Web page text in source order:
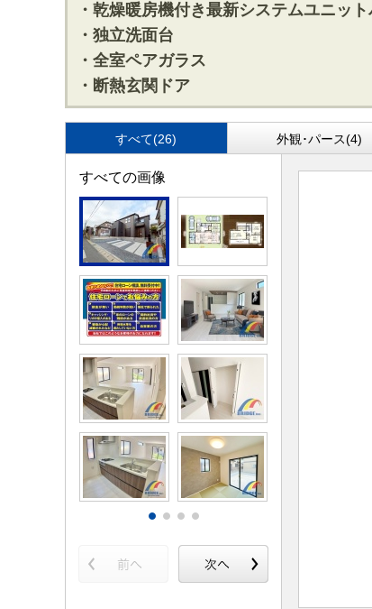
・乾燥暖房機付き最新システムユニット
・独立洗面台
・全室ペアガラス
・断熱玄関ドア
すべて(26) 外観･パース(4)
すべての画像